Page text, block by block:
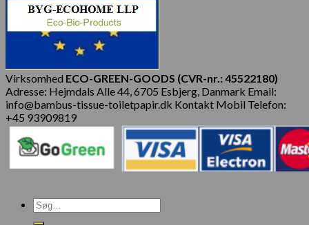
Virksomhed ECO-GREEN-GOODS (CVR-nr.: 45522180)
Adresse: Hejmdals Alle 44, 6705 Esbjerg, Danmark Email:
info@bambus-tissue-toiletpapir.dk Kontakt Mobil Telefon:
+45 93909819